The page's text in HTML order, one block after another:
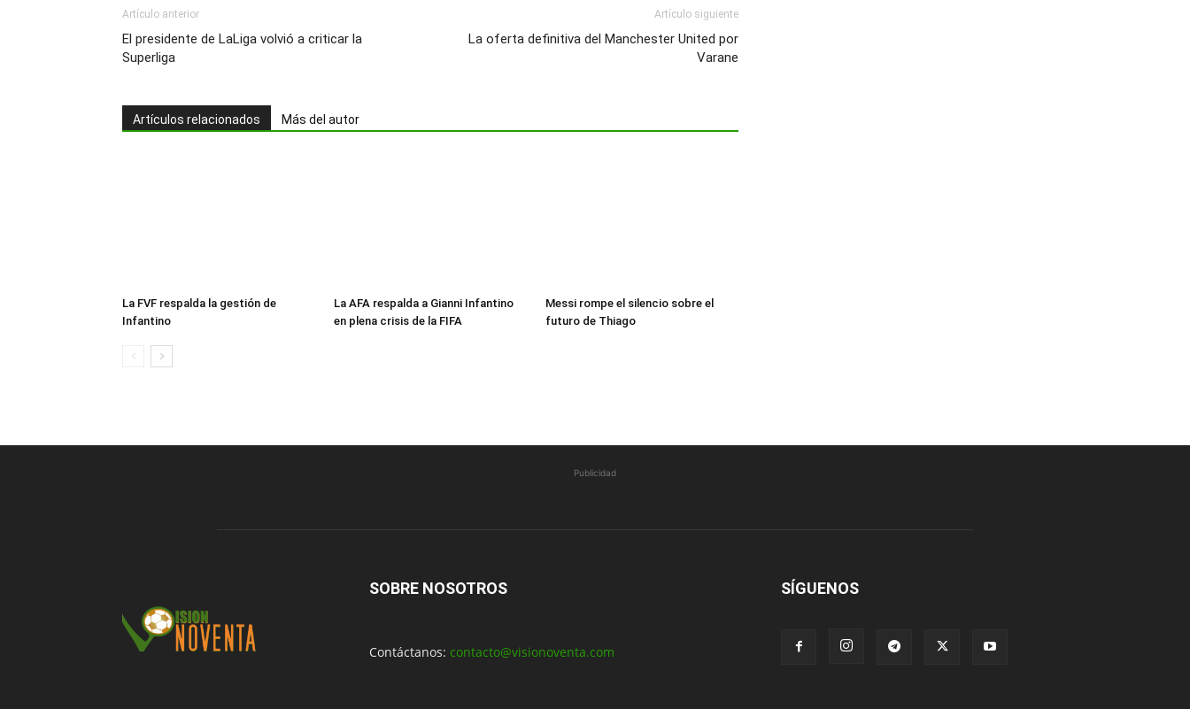
Artículo anterior
El presidente de LaLiga volvió a criticar la
Superliga
Artículo siguiente
La oferta definitiva del Manchester United por
Varane
Artículos relacionados Más del autor
La FVF respalda la gestión de
Infantino
La AFA respalda a Gianni Infantino
en plena crisis de la FIFA
Messi rompe el silencio sobre el
futuro de Thiago
Publicidad
SOBRE NOSOTROS
Contáctanos: contacto@visionoventa.com
SÍGUENOS